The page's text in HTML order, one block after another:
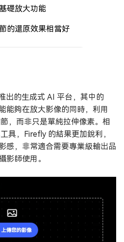
礎放大功能
的還原效果相當好
出的生成式 AI 平台，其中的
能夠在放大影像的同時，利用
，而非只是單純拉伸像素。相
具，Firefly 的結果更加銳利，
感，非常適合需要專業級輸出品
影師使用。